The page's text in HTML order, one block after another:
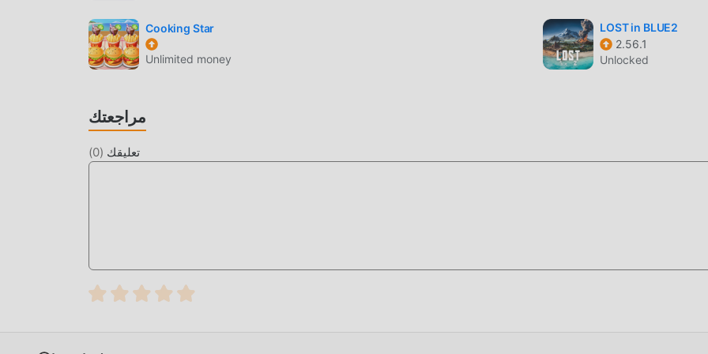
تتطلب اللعبة التقليدية strategy من المستخدمين قضاء الكثير من الوقت لتجميع ثروتهم / قدرتهم / مهاراتهم في اللعبة ، وهي ميزة
كتابة هذا الموقف. هنا ، لا تحتاج إلى إنفاق معظم طاقتك وتكرار ""التراكم"" الممل بعض الشيء. يمكن أن تساعدك التعديلات
الان
Cooking Star
Unlimited money
LOST in BLUE2
2.56.1
Unlocked
مراجعتك
تعليقك (
0
)